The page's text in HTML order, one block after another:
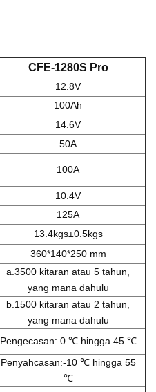
CFE-1280S Pro
12.8V
100Ah
14.6V
50A
100A
10.4V
125A
13.4kgs±0.5kgs
360*140*250 mm
a.3500 kitaran atau 5 tahun,
yang mana dahulu
b.1500 kitaran atau 2 tahun,
yang mana dahulu
Pengecasan: 0 ℃ hingga 45 ℃
Penyahcasan:-10 ℃ hingga 55
℃